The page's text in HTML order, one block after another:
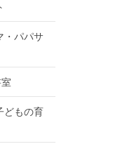
・パパサ
どもの育